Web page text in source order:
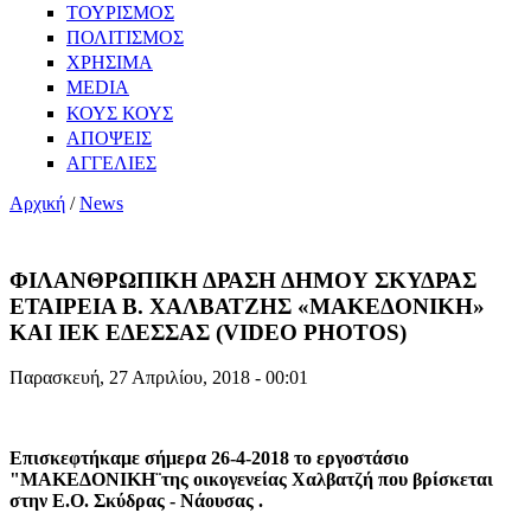
ΤΟΥΡΙΣΜΟΣ
ΠΟΛΙΤΙΣΜΟΣ
ΧΡΗΣΙΜΑ
MEDIA
ΚΟΥΣ ΚΟΥΣ
ΑΠΟΨΕΙΣ
ΑΓΓΕΛΙΕΣ
Αρχική /News
ΦΙΛΑΝΘΡΩΠΙΚΗ ΔΡΑΣΗ ΔΗΜΟΥ ΣΚΥΔΡΑΣ
ΕΤΑΙΡΕΙΑ Β. ΧΑΛΒΑΤΖΗΣ «ΜΑΚΕΔΟΝΙΚΗ»
ΚΑΙ ΙΕΚ ΕΔΕΣΣΑΣ (VIDEO PHOTOS)
Παρασκευή, 27 Απριλίου, 2018 - 00:01
Επισκεφτήκαμε σήμερα 26-4-2018 το εργοστάσιο
"ΜΑΚΕΔΟΝΙΚΗ¨της οικογενείας Χαλβατζή που βρίσκεται
στην Ε.Ο. Σκύδρας - Νάουσας .